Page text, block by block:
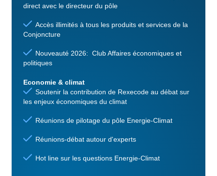
direct avec le directeur du pôle
Accès illimités à tous les produits et services de la
Conjoncture
Nouveauté 2026: Club Affaires économiques et
politiques
Economie & climat
Soutenir la contribution de Rexecode au débat sur
les enjeux économiques du climat
Réunions de pilotage du pôle Energie-Climat
Réunions-débat autour d'experts
Hot line sur les questions Energie-Climat